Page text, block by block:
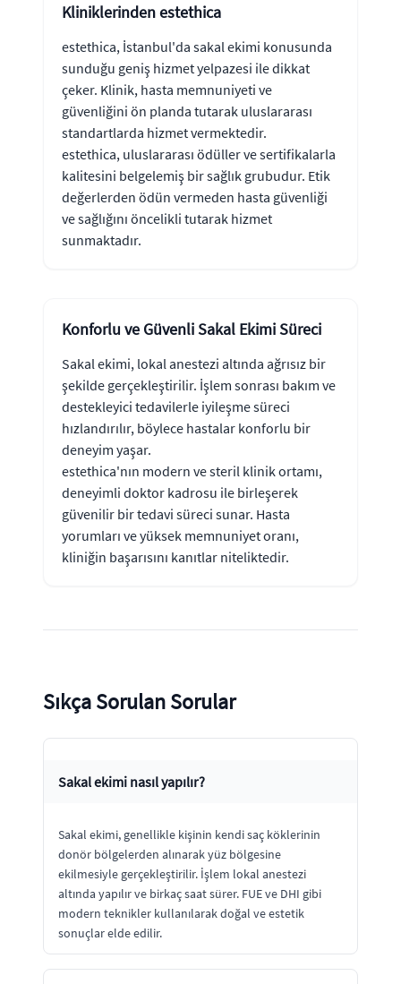
Kliniklerinden estethica
estethica, İstanbul'da sakal ekimi konusunda
sunduğu geniş hizmet yelpazesi ile dikkat
çeker. Klinik, hasta memnuniyeti ve
güvenliğini ön planda tutarak uluslararası
standartlarda hizmet vermektedir.
estethica, uluslararası ödüller ve sertifikalarla
kalitesini belgelemiş bir sağlık grubudur. Etik
değerlerden ödün vermeden hasta güvenliği
ve sağlığını öncelikli tutarak hizmet
sunmaktadır.
Konforlu ve Güvenli Sakal Ekimi Süreci
Sakal ekimi, lokal anestezi altında ağrısız bir
şekilde gerçekleştirilir. İşlem sonrası bakım ve
destekleyici tedavilerle iyileşme süreci
hızlandırılır, böylece hastalar konforlu bir
deneyim yaşar.
estethica'nın modern ve steril klinik ortamı,
deneyimli doktor kadrosu ile birleşerek
güvenilir bir tedavi süreci sunar. Hasta
yorumları ve yüksek memnuniyet oranı,
kliniğin başarısını kanıtlar niteliktedir.
Sıkça Sorulan Sorular
Sakal ekimi nasıl yapılır?
Sakal ekimi, genellikle kişinin kendi saç köklerinin
donör bölgelerden alınarak yüz bölgesine
ekilmesiyle gerçekleştirilir. İşlem lokal anestezi
altında yapılır ve birkaç saat sürer. FUE ve DHI gibi
modern teknikler kullanılarak doğal ve estetik
sonuçlar elde edilir.